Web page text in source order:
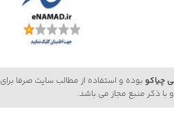
چیاکو بوده و استفاده از مطالب سایت صرفا برای
با ذکر منبع مجاز می باشد.